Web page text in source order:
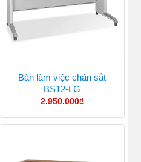
Bàn làm việc chân sắt
BS12-LG
2.950.000₫